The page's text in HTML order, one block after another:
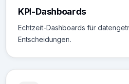
KPI-Dashboards
Echtzeit-Dashboards für
Entscheidungen.